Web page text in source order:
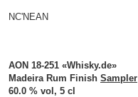
NC'NEAN
AON 18-251 «Whisky.de»
Madeira Rum Finish Sampler
60.0 % vol, 5 cl